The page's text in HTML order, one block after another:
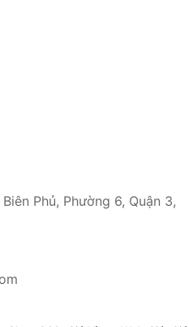
Phủ, Phường 6, Quận 3,